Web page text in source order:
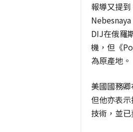
報導又提
DIJ在俄羅
機，但《
為原產地。
美國國務
但他亦表
技術，並